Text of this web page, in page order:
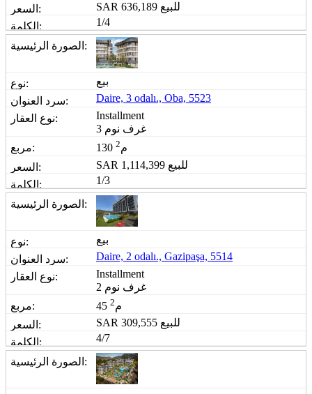
SAR 636,189 للبيع
1/4
بيع
Daire, 3 odalı., Oba, 5523
Installment
3 غرف نوم
130 م2
SAR 1,114,399 للبيع
1/3
بيع
Daire, 2 odalı., Gazipaşa, 5514
Installment
2 غرف نوم
45 م2
SAR 309,555 للبيع
4/7